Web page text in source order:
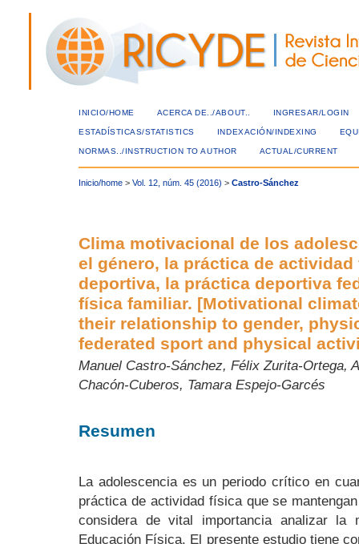
INICIO/HOME ACERCA DE../ABOUT.. INGRESAR/LOGIN
ESTADÍSTICAS/STATISTICS INDEXACIÓN/INDEXING
NORMAS../INSTRUCTION TO AUTHOR ACTUAL/CURRENT
Inicio/home > Vol. 12, núm. 45 (2016) > Castro-Sánchez
Clima motivacional de los
el género, la práctica de
deportiva, la práctica deportiva
física familiar. [Motivational
their relationship to gender,
federated sport and physical
Manuel Castro-Sánchez, Félix Zurita-Ortega,
Chacón-Cuberos, Tamara Espejo-Garcés
Resumen
La adolescencia es un periodo crítico en
práctica de actividad física que se
considera de vital importancia analizar la
Educación Física. El presente estudio tiene